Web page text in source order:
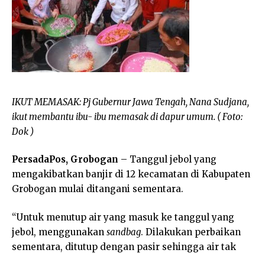
IKUT MEMASAK: Pj Gubernur Jawa Tengah, Nana Sudjana,
ikut membantu ibu- ibu memasak di dapur umum. ( Foto:
Dok )
PersadaPos, Grobogan – Tanggul jebol yang
mengakibatkan banjir di 12 kecamatan di Kabupaten
Grobogan mulai ditangani sementara.
“Untuk menutup air yang masuk ke tanggul yang
jebol, menggunakan sandbag. Dilakukan perbaikan
sementara, ditutup dengan pasir sehingga air tak